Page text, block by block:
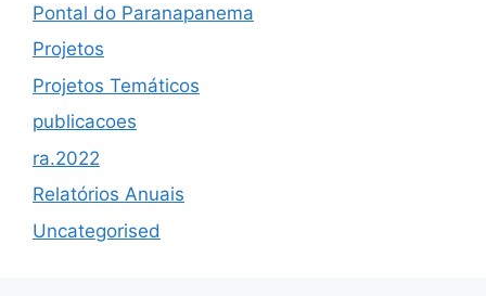
Pontal do Paranapanema
Projetos
Projetos Temáticos
publicacoes
ra.2022
Relatórios Anuais
Uncategorised